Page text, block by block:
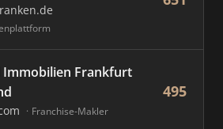
Immobilien Frankfurt
Franchise-Makler
495